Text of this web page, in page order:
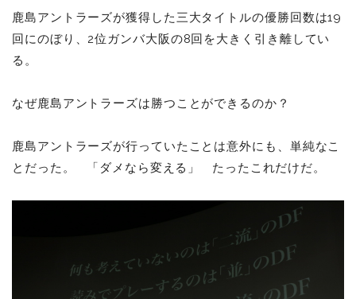
鹿島アントラーズが獲得した三大タイトルの優勝回数は19
回にのぼり、2位ガンバ大阪の8回を大きく引き離してい
る。
なぜ鹿島アントラーズは勝つことができるのか？
鹿島アントラーズが行っていたことは意外にも、単純なこ
とだった。 「ダメなら変える」 たったこれだけだ。